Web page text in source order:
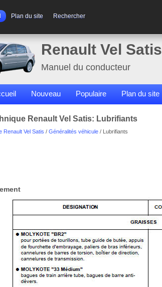
Plan du site Rechercher
Renault Vel Satis
Manuel du conducteur
Nouveau Populaire Plan du site
Renault Vel Satis: Lubrifiants
Renault Vel Satis / Généralités véhicule / Lubrifiants